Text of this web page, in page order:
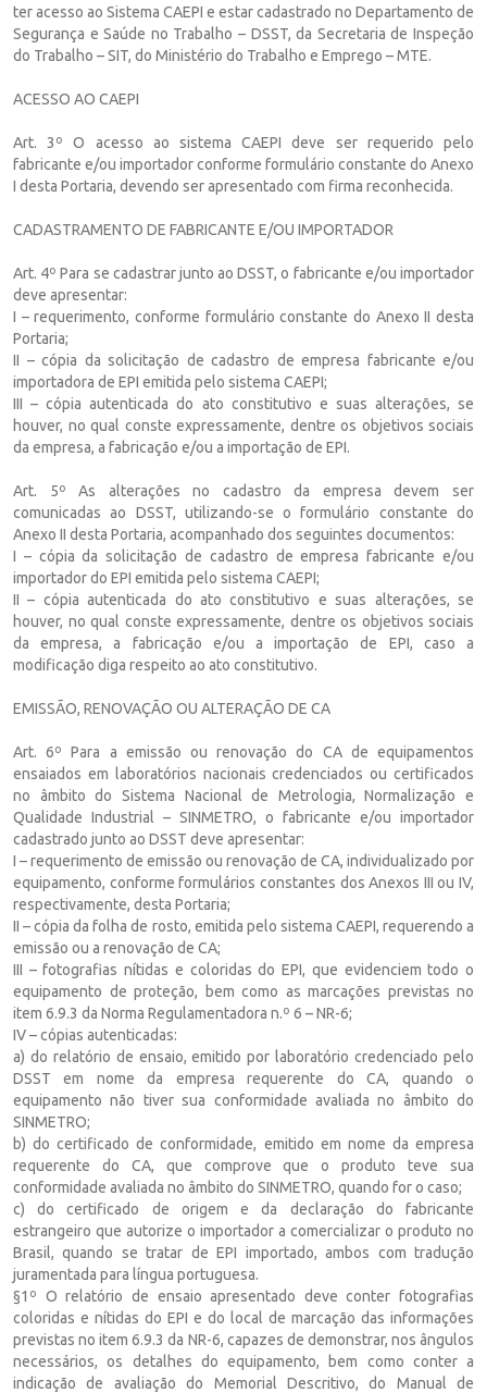
ter acesso ao Sistema CAEPI e estar cadastrado no Departamento de
Segurança e Saúde no Trabalho – DSST, da Secretaria de Inspeção
do Trabalho – SIT, do Ministério do Trabalho e Emprego – MTE.
ACESSO AO CAEPI
Art. 3º O acesso ao sistema CAEPI deve ser requerido pelo
fabricante e/ou importador conforme formulário constante do Anexo
I desta Portaria, devendo ser apresentado com firma reconhecida.
CADASTRAMENTO DE FABRICANTE E/OU IMPORTADOR
Art. 4º Para se cadastrar junto ao DSST, o fabricante e/ou importador
deve apresentar:
I – requerimento, conforme formulário constante do Anexo II desta
Portaria;
II – cópia da solicitação de cadastro de empresa fabricante e/ou
importadora de EPI emitida pelo sistema CAEPI;
III – cópia autenticada do ato constitutivo e suas alterações, se
houver, no qual conste expressamente, dentre os objetivos sociais
da empresa, a fabricação e/ou a importação de EPI.
Art. 5º As alterações no cadastro da empresa devem ser
comunicadas ao DSST, utilizando-se o formulário constante do
Anexo II desta Portaria, acompanhado dos seguintes documentos:
I – cópia da solicitação de cadastro de empresa fabricante e/ou
importador do EPI emitida pelo sistema CAEPI;
II – cópia autenticada do ato constitutivo e suas alterações, se
houver, no qual conste expressamente, dentre os objetivos sociais
da empresa, a fabricação e/ou a importação de EPI, caso a
modificação diga respeito ao ato constitutivo.
EMISSÃO, RENOVAÇÃO OU ALTERAÇÃO DE CA
Art. 6º Para a emissão ou renovação do CA de equipamentos
ensaiados em laboratórios nacionais credenciados ou certificados
no âmbito do Sistema Nacional de Metrologia, Normalização e
Qualidade Industrial – SINMETRO, o fabricante e/ou importador
cadastrado junto ao DSST deve apresentar:
I – requerimento de emissão ou renovação de CA, individualizado por
equipamento, conforme formulários constantes dos Anexos III ou IV,
respectivamente, desta Portaria;
II – cópia da folha de rosto, emitida pelo sistema CAEPI, requerendo a
emissão ou a renovação de CA;
III – fotografias nítidas e coloridas do EPI, que evidenciem todo o
equipamento de proteção, bem como as marcações previstas no
item 6.9.3 da Norma Regulamentadora n.º 6 – NR-6;
IV – cópias autenticadas:
a) do relatório de ensaio, emitido por laboratório credenciado pelo
DSST em nome da empresa requerente do CA, quando o
equipamento não tiver sua conformidade avaliada no âmbito do
SINMETRO;
b) do certificado de conformidade, emitido em nome da empresa
requerente do CA, que comprove que o produto teve sua
conformidade avaliada no âmbito do SINMETRO, quando for o caso;
c) do certificado de origem e da declaração do fabricante
estrangeiro que autorize o importador a comercializar o produto no
Brasil, quando se tratar de EPI importado, ambos com tradução
juramentada para língua portuguesa.
§1º O relatório de ensaio apresentado deve conter fotografias
coloridas e nítidas do EPI e do local de marcação das informações
previstas no item 6.9.3 da NR-6, capazes de demonstrar, nos ângulos
necessários, os detalhes do equipamento, bem como conter a
indicação de avaliação do Memorial Descritivo, do Manual de